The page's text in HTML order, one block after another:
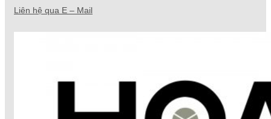
Liên hệ qua E – Mail